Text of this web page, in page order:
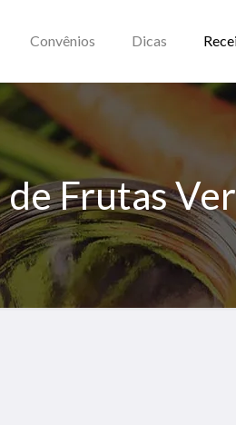
Convênios Dicas
Frutas